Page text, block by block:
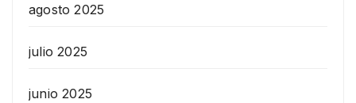
agosto 2025
julio 2025
junio 2025